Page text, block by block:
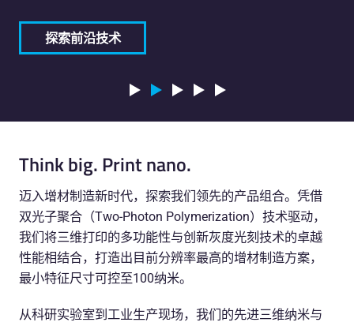
探索前沿技术
Think big. Print nano.
迈入增材制造新时代，探索我们领先的产品组合。凭借
双光子聚合（Two-Photon Polymerization）技术驱动，
我们将三维打印的多功能性与创新灰度光刻技术的卓越
性能相结合，打造出目前分辨率最高的增材制造方案，
最小特征尺寸可控至100纳米。
从科研实验室到工业生产现场，我们的先进三维纳米与